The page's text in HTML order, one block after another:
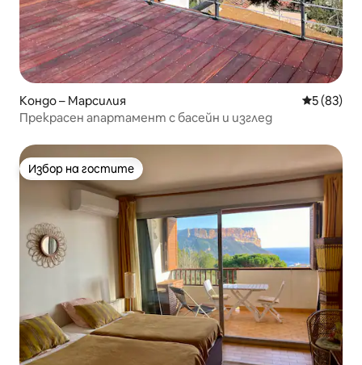
Кондо – Марсилия Средна
5 (83)
Прекрасен апартамент с басейн и изглед
Избор на гостите
Избор на гостите